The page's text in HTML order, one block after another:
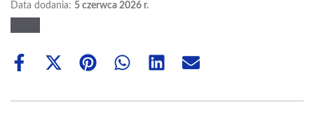
Data dodania: 5 czerwca 2026 r.
Share
Share
(Twitter)
Share Share Share Share